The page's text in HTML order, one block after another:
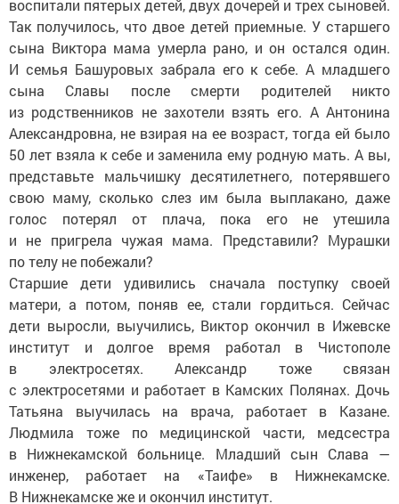
воспитали пятерых детей, двух дочерей и трех сыновей.
Так получилось, что двое детей приемные. У старшего
сына Виктора мама умерла рано, и он остался один.
И семья Башуровых забрала его к себе. А младшего
сына Славы после смерти родителей никто
из родственников не захотели взять его. А Антонина
Александровна, не взирая на ее возраст, тогда ей было
50 лет взяла к себе и заменила ему родную мать. А вы,
представьте мальчишку десятилетнего, потерявшего
свою маму, сколько слез им была выплакано, даже
голос потерял от плача, пока его не утешила
и не пригрела чужая мама. Представили? Мурашки
по телу не побежали?
Старшие дети удивились сначала поступку своей
матери, а потом, поняв ее, стали гордиться. Сейчас
дети выросли, выучились, Виктор окончил в Ижевске
институт и долгое время работал в Чистополе
в электросетях. Александр тоже связан
с электросетями и работает в Камских Полянах. Дочь
Татьяна выучилась на врача, работает в Казане.
Людмила тоже по медицинской части, медсестра
в Нижнекамской больнице. Младший сын Слава —
инженер, работает на «Таифе» в Нижнекамске.
В Нижнекамске же и окончил институт.